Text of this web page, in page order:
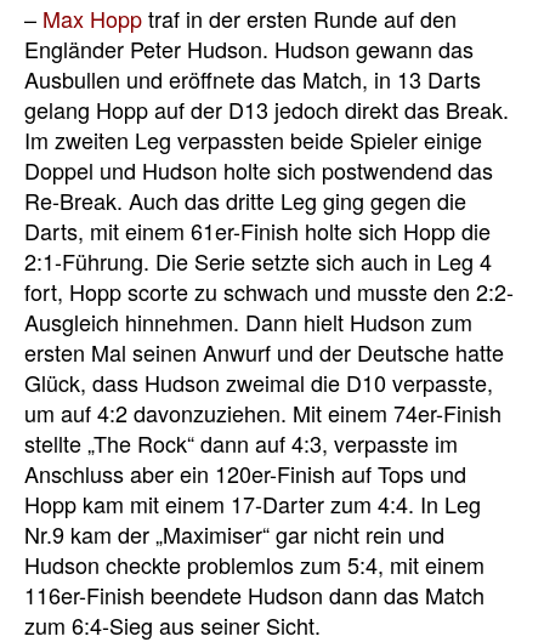
– Max Hopptraf in der ersten Runde auf den
Engländer Peter Hudson. Hudson gewann das
Ausbullen und eröffnete das Match, in 13 Darts
gelang Hopp auf der D13 jedoch direkt das Break.
Im zweiten Leg verpassten beide Spieler einige
Doppel und Hudson holte sich postwendend das
Re-Break. Auch das dritte Leg ging gegen die
Darts, mit einem 61er-Finish holte sich Hopp die
2:1-Führung. Die Serie setzte sich auch in Leg 4
fort, Hopp scorte zu schwach und musste den 2:2-
Ausgleich hinnehmen. Dann hielt Hudson zum
ersten Mal seinen Anwurf und der Deutsche hatte
Glück, dass Hudson zweimal die D10 verpasste,
um auf 4:2 davonzuziehen. Mit einem 74er-Finish
stellte „The Rock“ dann auf 4:3, verpasste im
Anschluss aber ein 120er-Finish auf Tops und
Hopp kam mit einem 17-Darter zum 4:4. In Leg
Nr.9 kam der „Maximiser“ gar nicht rein und
Hudson checkte problemlos zum 5:4, mit einem
116er-Finish beendete Hudson dann das Match
zum 6:4-Sieg aus seiner Sicht.